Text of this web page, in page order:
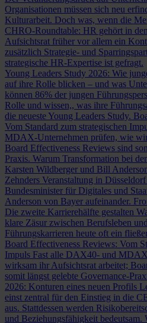
Organisationen müssen sich neu
Kulturarbeit. Doch was, wenn die
CHRO-Roundtable: HR gehört in
Aufsichtsrat früher vor allem ein
zusätzlich Strategie- und
strategische HR-Expertise ist gefragt.
Young Leaders Study 2026: Wie
auf ihre Rolle blicken – und was
können 86% der jungen
Rolle und wissen,, was ihre
die neueste Young Leaders Study.
Vom Standard zum strategischen
MDAX-Unternehmen prüfen, wie
Board Effectiveness Reviews sind
Praxis. Warum Transformation bei
Karsten Wildberger und Bill
Zehnders Veranstaltung in
Bundesminister für Digitales und
Anderson von Bayer aufeinander.
Die zweite Karrierehälfte gestalten
klare Zäsur zwischen Berufsleben
Führungskarrieren heute oft ein
Board Effectiveness Reviews: Vom
Impuls Fast alle DAX40- und
wirksam ihr Aufsichtsrat arbeitet;
somit längst gelebte Governance-
2026: Konturen eines neuen Profils
einst zentral für den Einstieg in die
aus. Stattdessen werden
und Beziehungsfähigkeit bedeutsam.